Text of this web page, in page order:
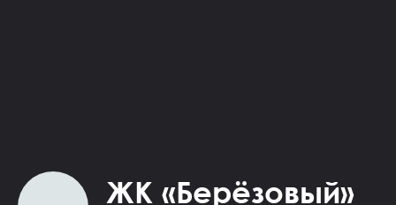
ЖК «Берёзовый»